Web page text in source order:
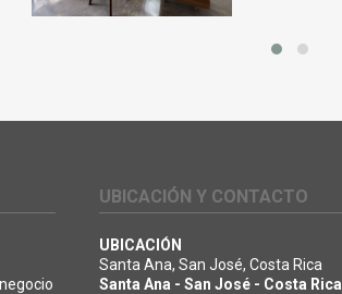
UBICACIÓN Y CONTACTO
UBICACIÓN
Santa Ana, San José, Costa Rica
Santa Ana - San José - Costa Rica